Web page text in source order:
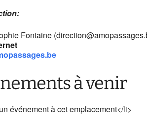
Fontaine
à venir
événement à cet emplacement</li>